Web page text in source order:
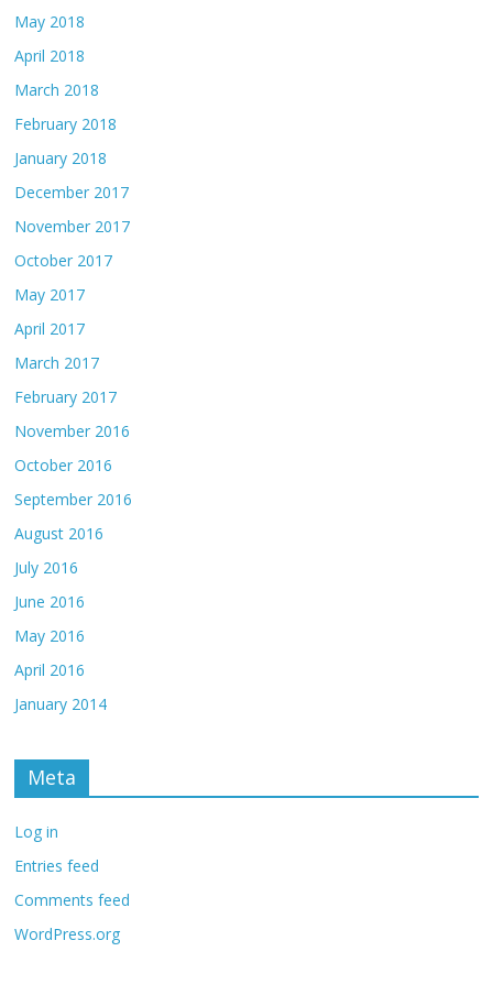
May 2018
April 2018
March 2018
February 2018
January 2018
December 2017
November 2017
October 2017
May 2017
April 2017
March 2017
February 2017
November 2016
October 2016
September 2016
August 2016
July 2016
June 2016
May 2016
April 2016
January 2014
Meta
Log in
Entries feed
Comments feed
WordPress.org